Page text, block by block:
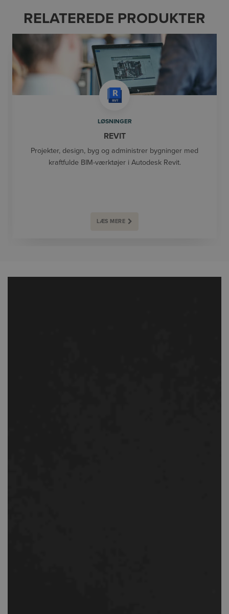
RELATEREDE PRODUKTER
LØSNINGER
REVIT
Projekter, design, byg og administrer bygninger med
kraftfulde BIM-værktøjer i Autodesk Revit.
LÆS MERE